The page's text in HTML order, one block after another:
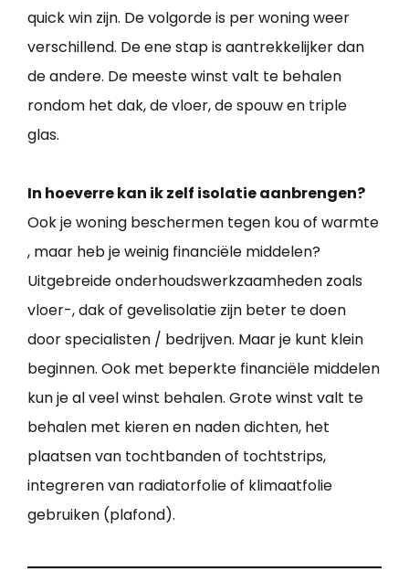
quick win zijn. De volgorde is per woning weer
verschillend. De ene stap is aantrekkelijker dan
de andere. De meeste winst valt te behalen
rondom het dak, de vloer, de spouw en triple
glas.
In hoeverre kan ik zelf isolatie aanbrengen?
Ook je woning beschermen tegen kou of warmte
, maar heb je weinig financiële middelen?
Uitgebreide onderhoudswerkzaamheden zoals
vloer-, dak of gevelisolatie zijn beter te doen
door specialisten / bedrijven. Maar je kunt klein
beginnen. Ook met beperkte financiële middelen
kun je al veel winst behalen. Grote winst valt te
behalen met kieren en naden dichten, het
plaatsen van tochtbanden of tochtstrips,
integreren van radiatorfolie of klimaatfolie
gebruiken (plafond).